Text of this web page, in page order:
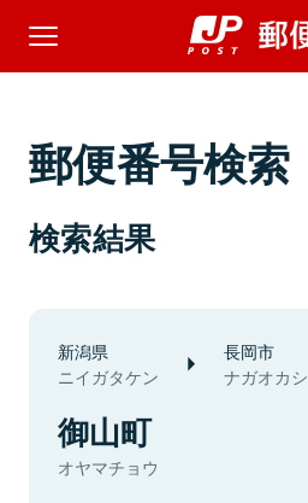
郵便番号検索
検索結果
新潟県
ニイガタケン
長岡市
ナガオカシ
御山町
オヤマチョウ